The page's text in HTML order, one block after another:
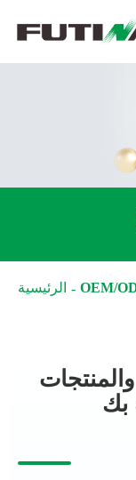
الرئيسية OEM/
بك